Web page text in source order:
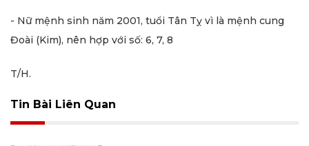
- Nữ mệnh sinh năm 2001, tuổi Tân Tỵ vì là mệnh cung
Đoài (Kim), nên hợp với số: 6, 7, 8
T/H.
Tin Bài Liên Quan